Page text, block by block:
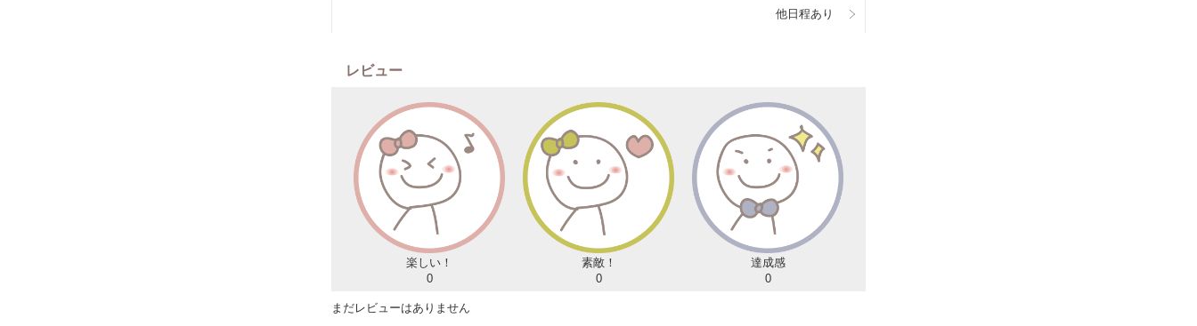
他日程あり
レビュー
楽しい！
0
素敵！
0
達成感
0
まだレビューはありません